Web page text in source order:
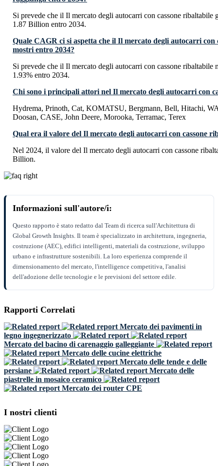
Si prevede che il Il mercato degli autocarri con cassone ribaltabile
1.87 Billion entro 2034.
Quale CAGR ci si aspetta che il Il mercato degli autocarri con
mostri entro 2034?
Si prevede che il Il mercato degli autocarri con cassone
1.93% entro 2034.
Chi sono i principali attori nel Il mercato degli autocarri con
Hydrema, Prinoth, Cat, KOMATSU, Bergmann, Bell, Hitachi,
Doosan, CASE, John Deere, Morooka, Terramac, Terex
Qual era il valore del Il mercato degli autocarri con cassone
Nel 2024, il valore del Il mercato degli autocarri con cassone
Billion.
Informazioni sull'autore/i:
Questo rapporto è stato redatto dal Team di ricerca sull'Architettura di
Global Growth Insights. Il team è specializzato in architettura, ingegneria,
costruzione (AEC), edifici intelligenti, materiali da costruzione, sviluppo
urbano e infrastrutture sostenibili. La loro esperienza comprende il
dimensionamento del mercato, l'intelligence competitiva, l'analisi
dell'adozione delle tecnologie e le previsioni del settore edile.
Rapporti Correlati
Mercato dei pavimenti in
legno ingegnerizzato
Mercato del bacino di carenaggio galleggiante
Mercato delle cucine elettriche
Mercato delle tende e delle
persiane
Mercato delle
piastrelle in mosaico ceramico
Mercato dei router CPE
I nostri clienti